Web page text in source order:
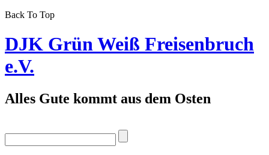
Back To Top
DJK Grün Weiß Freisenbruch
e.V.
Alles Gute kommt aus dem Osten